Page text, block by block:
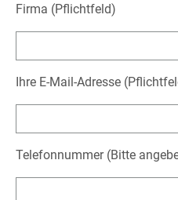
Firma (Pflichtfeld)
Ihre E-Mail-Adresse
Telefonnummer (Bitte